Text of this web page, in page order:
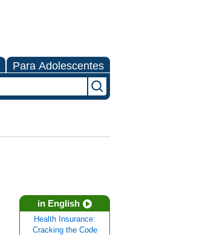
Para Adolescentes
in English
Health Insurance:
Cracking the Code